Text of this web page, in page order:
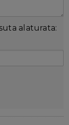
alaturata: